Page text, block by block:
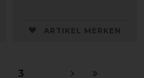
ARTIKEL MERKEN
3